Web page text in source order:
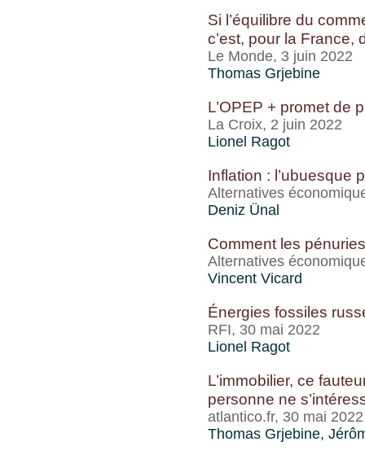
Si l’équilibre du
c’est, pour la France,
Le Monde, 3 juin 2022
Thomas Grjebine
L’OPEP + promet de
La Croix, 2 juin 2022
Lionel Ragot
Inflation : l’ubuesque
Alternatives
Deniz Ünal
Comment les
Alternatives
Vincent Vicard
Énergies fossiles
RFI, 30 mai 2022
Lionel Ragot
L’immobilier, ce
personne ne
atlantico.fr, 30 mai 2022
Thomas Grjebine,